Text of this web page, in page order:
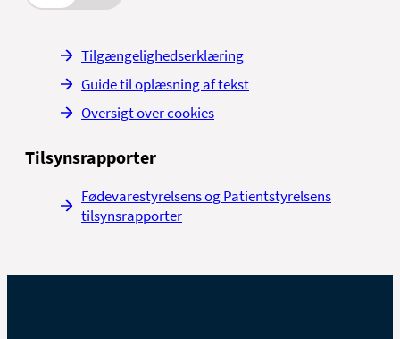
Tilgængelighedserklæring
Guide til oplæsning af tekst
Oversigt over cookies
Tilsynsrapporter
Fødevarestyrelsens og Patientstyrelsens
tilsynsrapporter